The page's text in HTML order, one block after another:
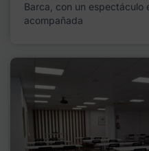
Barca, con un espectáculo
acompañada